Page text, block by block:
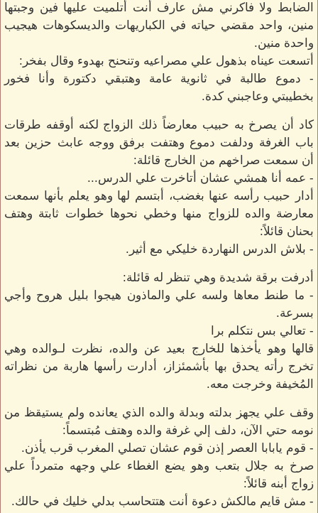
الضابط ولا فاكرني مش عارف أنت أتلميت عليها فين وجبتها
منين، واحد مقضي حياته في الكباريهات والديسكوهات هيجيب
واحدة منين.
أتسعت عيناه بذهول علي مصراعيه وتنحنح بهدوء وقال بفخر:
- دموع طالبة في ثانوية عامة وهتبقي دكتورة وأنا فخور
بخطيبتي وعاجبني كدة.
كاد أن يصرخ به حبيب معارضاً ذلك الزواج لكنه أوقفه طرقات
باب الغرفة ودلفت دموع وهتفت برفق ووجه عابث حزين بعد
أن سمعت صراخهم من الخارج قائلة:
- عمه أنا همشي عشان أتاخرت علي الدرس...
أدار حبيب رأسه عنها بغضب، أبتسم لها وهو يعلم بأنها سمعت
معارضة والده للزواج منها وخطي نحوها خطوات ثابتة وهتف
بحنان قائلاً:
- بلاش الدرس النهاردة خليكي مع أثير.
أدرفت برقة شديدة وهي تنظر له قائلة:
- ما طنط معاها ولسه علي والماذون هيجوا بليل هروح وأجي
بسرعة.
- تعالي بس نتكلم برا
قالها وهو يأخذها للخارج بعيد عن والده، نظرت لـوالده وهي
تخرج رأته يحدق بها بأشمئزاز، أدارت رأسها هاربة من نظراته
المُخيفة وخرجت معه.
وقف علي يجهز بدلته وبدلة والده الذي يعانده ولم يستيقظ من
نومه حتي الآن، دلف إلي غرفة والده وهتف مُبتسماً:
- قوم يابابا العصر إذن قوم عشان تصلي المغرب قرب يأذن.
صرخ به جلال بتعب وهو يضع الغطاء علي وجهه متمرداً علي
زواج أبنه قائلاً:
- مش قايم مالكش دعوة أنت هتتحاسب بدلي خليك في حالك.